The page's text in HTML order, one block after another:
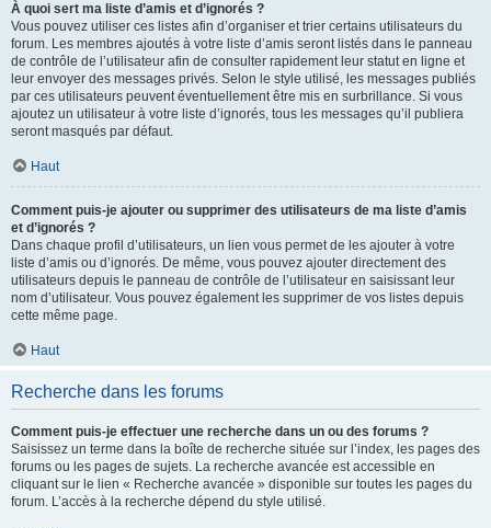
À quoi sert ma liste d’amis et d’ignorés ?
Vous pouvez utiliser ces listes afin d’organiser et trier certains utilisateurs du
forum. Les membres ajoutés à votre liste d’amis seront listés dans le panneau
de contrôle de l’utilisateur afin de consulter rapidement leur statut en ligne et
leur envoyer des messages privés. Selon le style utilisé, les messages publiés
par ces utilisateurs peuvent éventuellement être mis en surbrillance. Si vous
ajoutez un utilisateur à votre liste d’ignorés, tous les messages qu’il publiera
seront masqués par défaut.
Haut
Comment puis-je ajouter ou supprimer des utilisateurs de ma liste d’amis
et d’ignorés ?
Dans chaque profil d’utilisateurs, un lien vous permet de les ajouter à votre
liste d’amis ou d’ignorés. De même, vous pouvez ajouter directement des
utilisateurs depuis le panneau de contrôle de l’utilisateur en saisissant leur
nom d’utilisateur. Vous pouvez également les supprimer de vos listes depuis
cette même page.
Haut
Recherche dans les forums
Comment puis-je effectuer une recherche dans un ou des forums ?
Saisissez un terme dans la boîte de recherche située sur l’index, les pages des
forums ou les pages de sujets. La recherche avancée est accessible en
cliquant sur le lien « Recherche avancée » disponible sur toutes les pages du
forum. L’accès à la recherche dépend du style utilisé.